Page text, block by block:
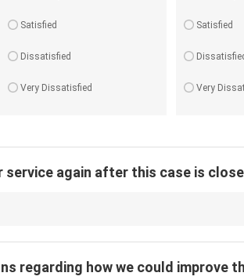
Satisfied
Dissatisfied
Very Dissatisfied
Satisfied
Very
service again after this case is
regarding how we could improve